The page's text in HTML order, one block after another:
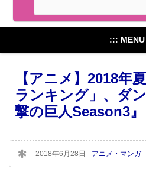
:::
【アニメ】2018年
ランキング」、ダ
撃の巨人Season3』
2018年6月28日 アニメ・マンガ